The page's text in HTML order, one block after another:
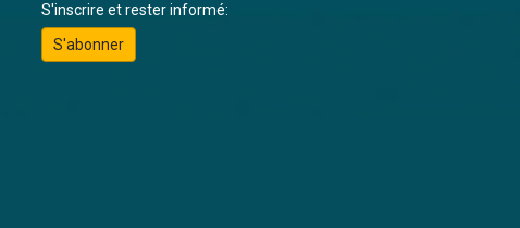
S'inscrire et rester informé:
S'abonner